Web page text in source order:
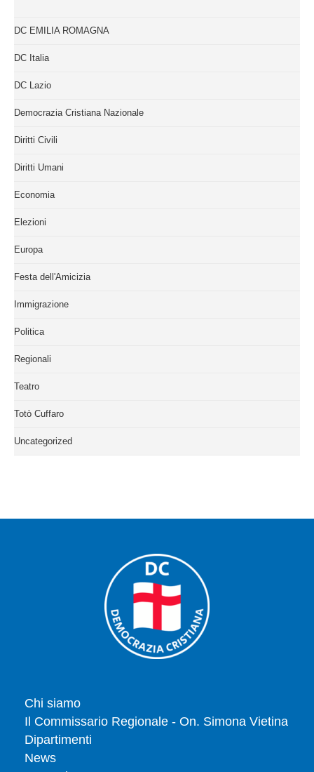
DC EMILIA ROMAGNA
DC Italia
DC Lazio
Democrazia Cristiana Nazionale
Diritti Civili
Diritti Umani
Economia
Elezioni
Europa
Festa dell'Amicizia
Immigrazione
Politica
Regionali
Teatro
Totò Cuffaro
Uncategorized
Chi siamo
Il Commissario Regionale - On. Simona Vietina
Dipartimenti
News